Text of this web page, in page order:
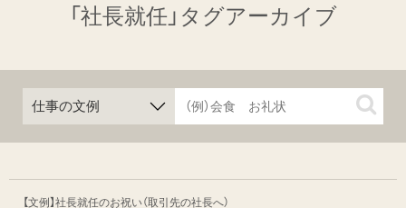
「社長就任」タグアーカイブ
【文例】社長就任のお祝い（取引先の社長へ）
仕事の手紙の書き方
特集